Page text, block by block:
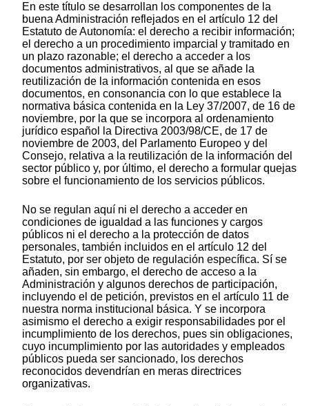
En este título se desarrollan los componentes de la
buena Administración reflejados en el artículo 12 del
Estatuto de Autonomía: el derecho a recibir información;
el derecho a un procedimiento imparcial y tramitado en
un plazo razonable; el derecho a acceder a los
documentos administrativos, al que se añade la
reutilización de la información contenida en esos
documentos, en consonancia con lo que establece la
normativa básica contenida en la Ley 37/2007, de 16 de
noviembre, por la que se incorpora al ordenamiento
jurídico español la Directiva 2003/98/CE, de 17 de
noviembre de 2003, del Parlamento Europeo y del
Consejo, relativa a la reutilización de la información del
sector público y, por último, el derecho a formular quejas
sobre el funcionamiento de los servicios públicos.
No se regulan aquí ni el derecho a acceder en
condiciones de igualdad a las funciones y cargos
públicos ni el derecho a la protección de datos
personales, también incluidos en el artículo 12 del
Estatuto, por ser objeto de regulación específica. Sí se
añaden, sin embargo, el derecho de acceso a la
Administración y algunos derechos de participación,
incluyendo el de petición, previstos en el artículo 11 de
nuestra norma institucional básica. Y se incorpora
asimismo el derecho a exigir responsabilidades por el
incumplimiento de los derechos, pues sin obligaciones,
cuyo incumplimiento por las autoridades y empleados
públicos pueda ser sancionado, los derechos
reconocidos devendrían en meras directrices
organizativas.